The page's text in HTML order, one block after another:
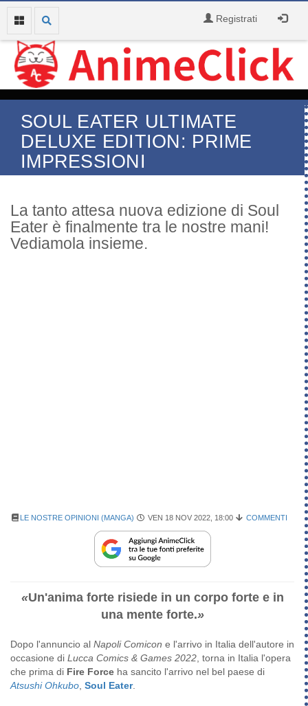
Registrati
SOUL EATER ULTIMATE
DELUXE EDITION: PRIME
IMPRESSIONI
La tanto attesa nuova edizione di Soul
Eater è finalmente tra le nostre mani!
Vediamola insieme.
LE NOSTRE OPINIONI (MANGA) VEN 18 NOV 2022, 18:00 COMMENTI
«Un'anima forte risiede in un corpo forte e in
una mente forte.»
Dopo l'annuncio al Napoli Comicon e l'arrivo in Italia dell'autore in
occasione di Lucca Comics & Games 2022, torna in Italia l'opera
che prima di Fire Force ha sancito l'arrivo nel bel paese di
Atsushi Ohkubo, Soul Eater.